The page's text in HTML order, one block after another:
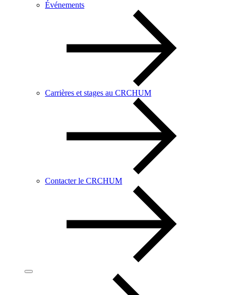
Événements
Carrières et stages au CRCHUM
Contacter le CRCHUM